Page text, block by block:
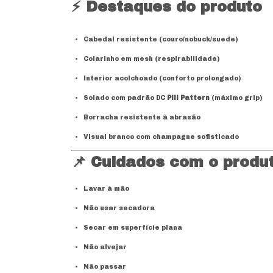
⚡ Destaques do produto
Cabedal resistente (couro/nobuck/suede)
Colarinho em mesh (respirabilidade)
Interior acolchoado (conforto prolongado)
Solado com padrão DC Pill Pattern (máximo grip)
Borracha resistente à abrasão
Visual branco com champagne sofisticado
📌 Cuidados com o
Lavar à mão
Não usar secadora
Secar em superfície plana
Não alvejar
Não passar